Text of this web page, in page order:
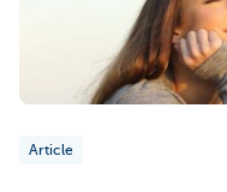
Article